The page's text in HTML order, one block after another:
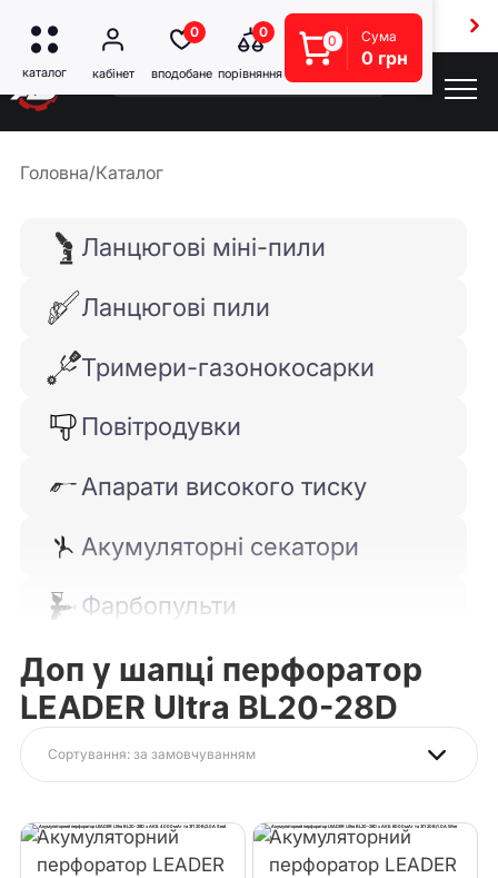
Безкоштовна доставка від 5000 грн
0 0
0 Сума
0 грн
Головна/Каталог
Ланцюгові міні-пили
Ланцюгові пили
Тримери-газонокосарки
Повітродувки
Апарати високого тиску
Акумуляторні секатори
Фарбопульти
Кущорізи
Набори Leader
Шурупокрути і викрутки
Тріскачки-гайковерти
Доп у шапці перфоратор
LEADER Ultra BL20-28D
Сортування: за замовчуванням
Акумуляторний
перфоратор LEADER
Акумуляторний
перфоратор LEADER